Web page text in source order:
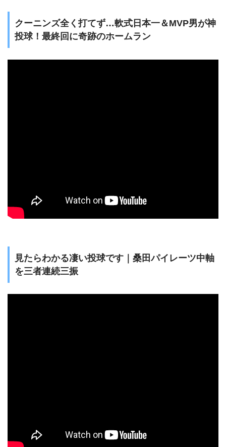
クーニンズ全く打てず…軟式日本一＆MVP男が神
投球！最終回に奇跡のホームラン
見たらわかる凄い投球です｜桑田パイレーツ中軸
を三者連続三振